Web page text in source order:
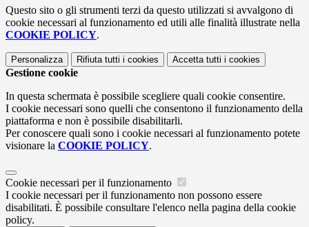
Questo sito o gli strumenti terzi da questo utilizzati si avvalgono di
cookie necessari al funzionamento ed utili alle finalità illustrate nella
COOKIE POLICY.
Personalizza Rifiuta tutti i cookies Accetta tutti i cookies
Gestione cookie
In questa schermata è possibile scegliere quali cookie consentire.
I cookie necessari sono quelli che consentono il funzionamento della
piattaforma e non è possibile disabilitarli.
Per conoscere quali sono i cookie necessari al funzionamento potete
visionare la COOKIE POLICY.
Cookie necessari per il funzionamento
I cookie necessari per il funzionamento non possono essere
disabilitati. È possibile consultare l'elenco nella pagina della cookie
policy.